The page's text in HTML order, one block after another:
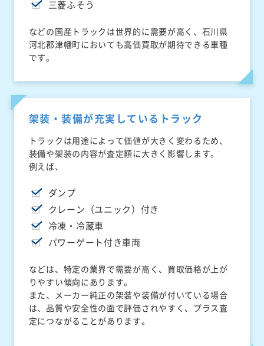
三菱ふそう
などの国産トラックは世界的に需要が高く、石川県
河北郡津幡町においても高価買取が期待できる車種
です。
架装・装備が充実しているトラック
トラックは用途によって価値が大きく変わるため、
装備や架装の内容が査定額に大きく影響します。
例えば、
ダンプ
クレーン（ユニック）付き
冷凍・冷蔵車
パワーゲート付き車両
などは、特定の業界で需要が高く、買取価格が上が
りやすい傾向にあります。
また、メーカー純正の架装や装備が付いている場合
は、品質や安全性の面で評価されやすく、プラス査
定につながることがあります。